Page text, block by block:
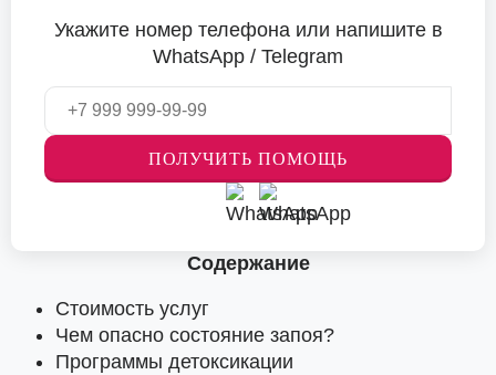
Укажите номер телефона или напишите в
WhatsApp / Telegram
ПОЛУЧИТЬ ПОМОЩЬ
Содержание
Стоимость услуг
Чем опасно состояние запоя?
Программы детоксикации